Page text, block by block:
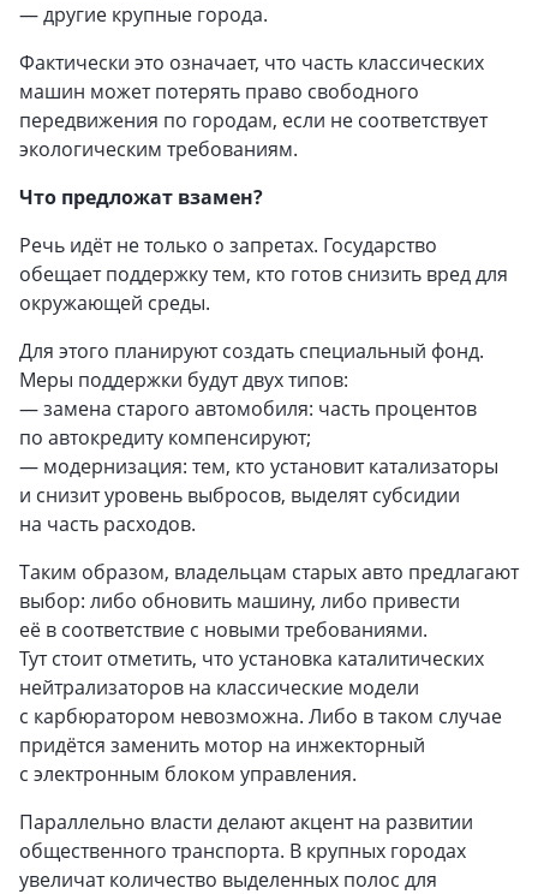
— другие крупные города.
Фактически это означает, что часть классических
машин может потерять право свободного
передвижения по городам, если не соответствует
экологическим требованиям.
Что предложат взамен?
Речь идёт не только о запретах. Государство
обещает поддержку тем, кто готов снизить вред для
окружающей среды.
Для этого планируют создать специальный фонд.
Меры поддержки будут двух типов:
— замена старого автомобиля: часть процентов
по автокредиту компенсируют;
— модернизация: тем, кто установит катализаторы
и снизит уровень выбросов, выделят субсидии
на часть расходов.
Таким образом, владельцам старых авто предлагают
выбор: либо обновить машину, либо привести
её в соответствие с новыми требованиями.
Тут стоит отметить, что установка каталитических
нейтрализаторов на классические модели
с карбюратором невозможна. Либо в таком случае
придётся заменить мотор на инжекторный
с электронным блоком управления.
Параллельно власти делают акцент на развитии
общественного транспорта. В крупных городах
увеличат количество выделенных полос для